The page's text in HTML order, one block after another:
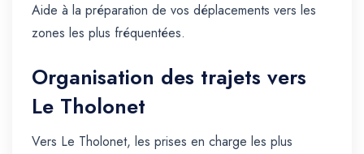
Aide à la préparation de vos déplacements vers les
zones les plus fréquentées.
Organisation des trajets vers
Le Tholonet
Vers Le Tholonet, les prises en charge les plus